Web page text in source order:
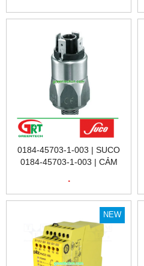
VIỆT NAM
0184-45703-1-003 | SUCO
0184-45703-1-003 | CẢM
| SUCO VIỆT NAM
.
NEW